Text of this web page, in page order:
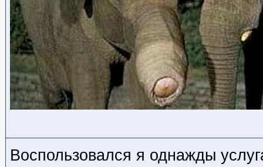
Воспользовался я однажды